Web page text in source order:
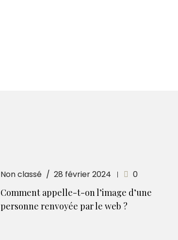
Non classé 28 février 2024 0
Comment appelle-t-on l’image d’une
personne renvoyée par le web ?